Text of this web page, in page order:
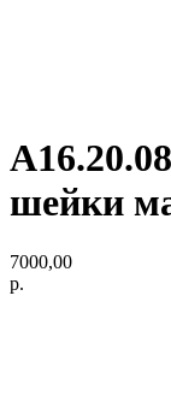
шейки
7000,00
р.